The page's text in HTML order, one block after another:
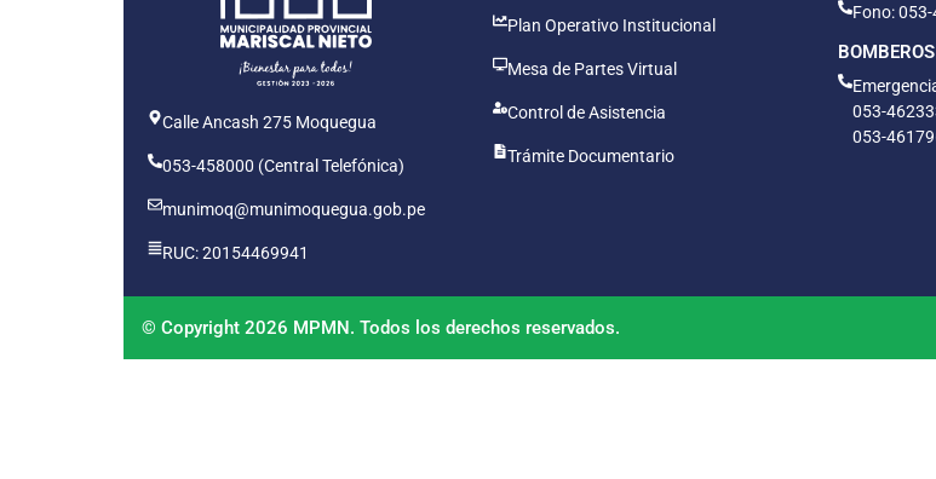
Calle Ancash 275 Moquegua
053-458000 (Central Telefónica)
munimoq@munimoquegua.gob.pe
RUC: 20154469941
Plan Operativo Institucional
Mesa de Partes Virtual
Control de Asistencia
Trámite Documentario
Fono:
BOMBEROS
053-
053-
© Copyright 2026 MPMN. Todos los derechos reservados.